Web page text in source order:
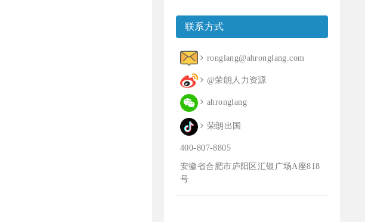
联系方式
ronglang@ahronglang.com
@荣朗人力资源
ahronglang
荣朗出国
400-807-8805
安徽省合肥市庐阳区汇银广场A座818
号